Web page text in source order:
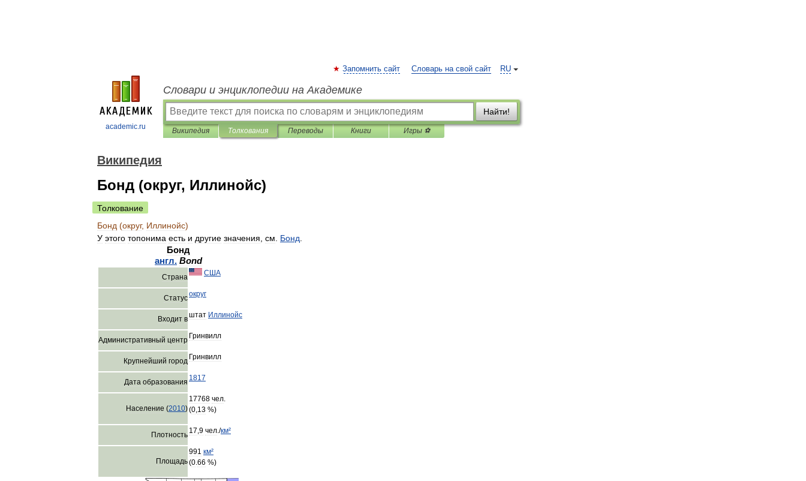
academic.ru
RU
Запомнить сайт Словарь на свой сайт
Словари и энциклопедии на Академике
Найти!
Википедия Толкования Переводы Книги Игры ⚽
Википедия
Бонд (округ, Иллинойс)
Толкование
Бонд (округ, Иллинойс)
У этого топонима есть и другие значения см Бонд
Бонд
англ. Bond
Страна США
Статусокруг
Входит вштат Иллинойс
Административный центр Гринвилл
Крупнейший город Гринвилл
Дата образования 1817
Население (2010)
17768 чел.
(0,13 %)
Плотность 17,9 чел./км²
Площадь
991 км²
(0.66 %)